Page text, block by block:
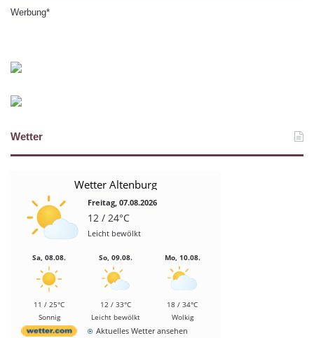
Werbung*
Wetter
Wetter Altenburg
Freitag, 07.08.2026
12 / 24°C
Leicht bewölkt
Sa, 08.08.
11 / 25°C
Sonnig
So, 09.08.
12 / 33°C
Leicht bewölkt
Mo, 10.08.
18 / 34°C
Wolkig
Aktuelles Wetter ansehen